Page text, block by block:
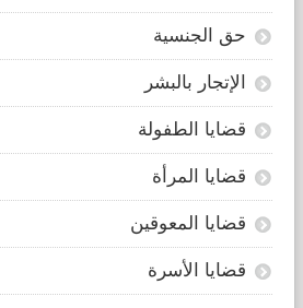
حق الجنسية
الإتجار بالبشر
قضايا الطفولة
قضايا المرأة
قضايا المعوقين
قضايا الأسرة